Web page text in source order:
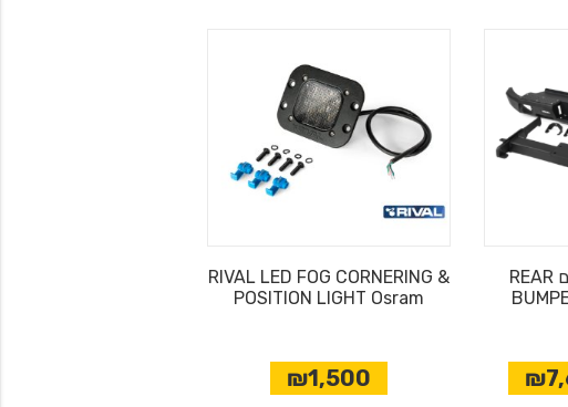
פגוש אחורי אלומיניום REAR
RIVAL LED FOG CORNERING &
POSITION LIGHT Osram
₪1,500